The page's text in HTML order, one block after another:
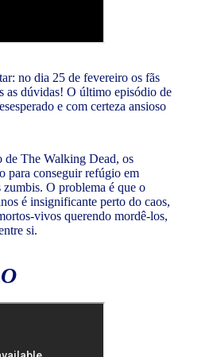
no dia 25 de fevereiro os fãs
as dúvidas! O último episódio de
e com certeza ansioso
The Walking Dead, os
para conseguir refúgio em
zumbis. O problema é que o
é insignificante perto do caos,
vivos querendo mordê-los,
si.